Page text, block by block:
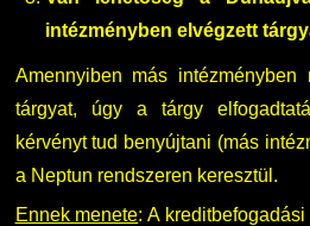
GY.I.K.
DUE Hallgatói
Kerpely Antal
Online Studium
Képzési
Atomerőművi
intézményben elvégzett
Amennyiben más
tárgyat, úgy a tárgy
kérvényt tud benyújtani (más
a Neptun rendszeren keresztül.
Ennek menete: A